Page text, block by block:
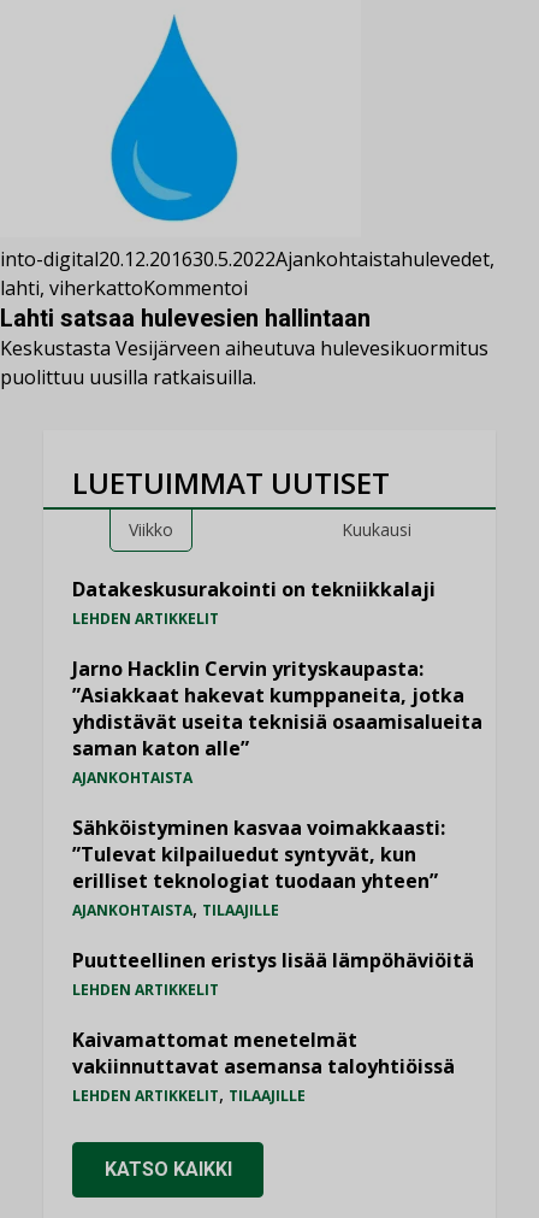
into-digital20.12.201630.5.2022Ajankohtaistahulevedet,
lahti, viherkattoKommentoi
Lahti satsaa hulevesien hallintaan
Keskustasta Vesijärveen aiheutuva hulevesikuormitus
puolittuu uusilla ratkaisuilla.
LUETUIMMAT UUTISET
Viikko Kuukausi
Datakeskusurakointi on tekniikkalaji
LEHDEN ARTIKKELIT
Jarno Hacklin Cervin yrityskaupasta:
”Asiakkaat hakevat kumppaneita, jotka
yhdistävät useita teknisiä osaamisalueita
saman katon alle”
AJANKOHTAISTA
Sähköistyminen kasvaa voimakkaasti:
”Tulevat kilpailuedut syntyvät, kun
erilliset teknologiat tuodaan yhteen”
AJANKOHTAISTA, TILAAJILLE
Puutteellinen eristys lisää lämpöhäviöitä
LEHDEN ARTIKKELIT
Kaivamattomat menetelmät
vakiinnuttavat asemansa taloyhtiöissä
LEHDEN ARTIKKELIT, TILAAJILLE
KATSO KAIKKI